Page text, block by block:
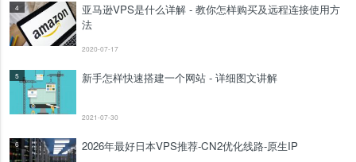
4
亚马逊VPS是什么详解 - 教你怎样购买及远程连接使用方
法
2020-07-17
5 新手怎样快速搭建一个网站 - 详细图文讲解
2021-07-30
6 2026年最好日本VPS推荐-CN2优化线路-原生IP